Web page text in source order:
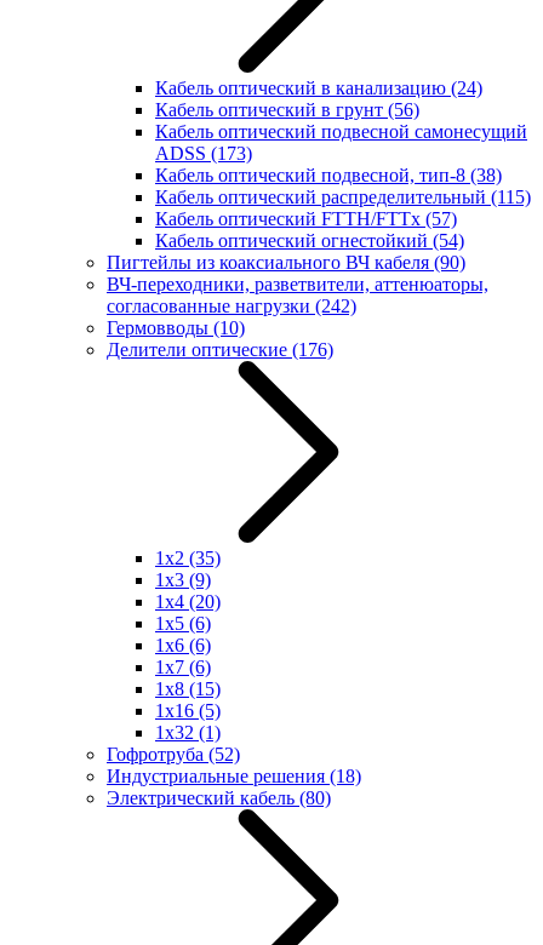
Кабель оптический в канализацию (24)
Кабель оптический в грунт (56)
Кабель оптический подвесной самонесущий
ADSS (173)
Кабель оптический подвесной, тип-8 (38)
Кабель оптический распределительный (115)
Кабель оптический FTTH/FTTx (57)
Кабель оптический огнестойкий (54)
Пигтейлы из коаксиального ВЧ кабеля (90)
ВЧ-переходники, разветвители, аттенюаторы,
согласованные нагрузки (242)
Гермовводы (10)
Делители оптические (176)
1x2 (35)
1x3 (9)
1x4 (20)
1x5 (6)
1x6 (6)
1x7 (6)
1x8 (15)
1x16 (5)
1x32 (1)
Гофротруба (52)
Индустриальные решения (18)
Электрический кабель (80)